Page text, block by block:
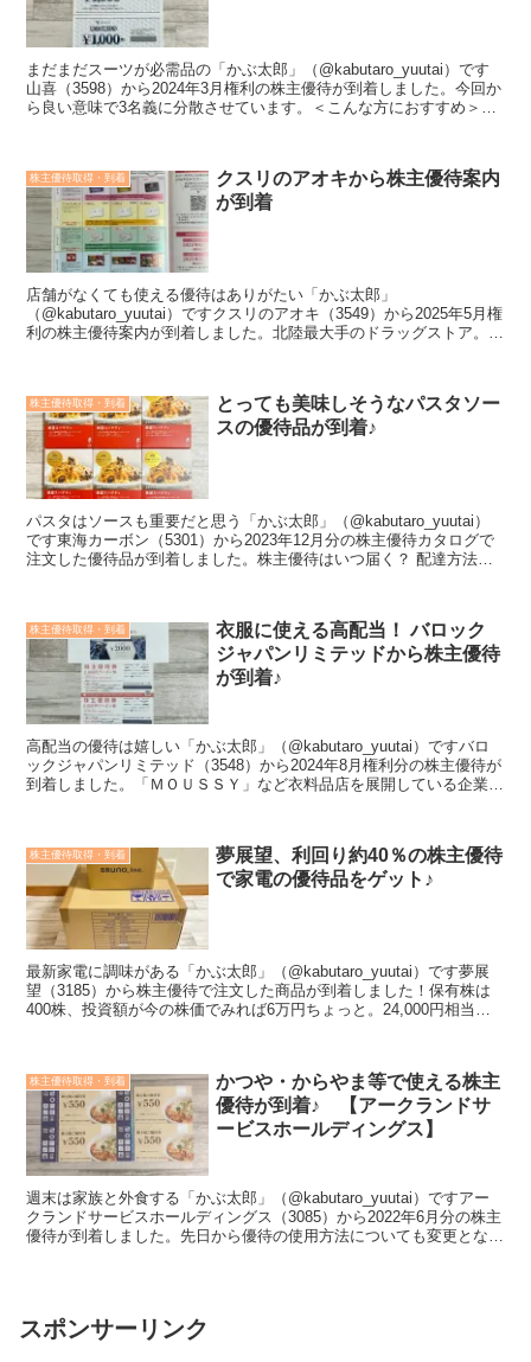
まだまだスーツが必需品の「かぶ太郎」（@kabutaro_yuutai）です
山喜（3598）から2024年3月権利の株主優待が到着しました。今回か
ら良い意味で3名義に分散させています。＜こんな方におすすめ＞投
株主優待取得・到着
クスリのアオキから株主優待案内
が到着
店舗がなくても使える優待はありがたい「かぶ太郎」
（@kabutaro_yuutai）ですクスリのアオキ（3549）から2025年5月権
利の株主優待案内が到着しました。北陸最大手のドラッグストア。生
株主優待取得・到着
とっても美味しそうなパスタソー
スの優待品が到着♪
パスタはソースも重要だと思う「かぶ太郎」（@kabutaro_yuutai）
です東海カーボン（5301）から2023年12月分の株主優待カタログで
注文した優待品が到着しました。株主優待はいつ届く？ 配達方法
株主優待取得・到着
衣服に使える高配当！ バロック
ジャパンリミテッドから株主優待
が到着♪
高配当の優待は嬉しい「かぶ太郎」（@kabutaro_yuutai）ですバロ
ックジャパンリミテッド（3548）から2024年8月権利分の株主優待が
到着しました。「ＭＯＵＳＳＹ」など衣料品店を展開している企業で
株主優待取得・到着
夢展望、利回り約40％の株主優待
で家電の優待品をゲット♪
最新家電に調味がある「かぶ太郎」（@kabutaro_yuutai）です夢展
望（3185）から株主優待で注文した商品が到着しました！保有株は
400株、投資額が今の株価でみれば6万円ちょっと。24,000円相当の
株主優待取得・到着
かつや・からやま等で使える株主
優待が到着♪ 【アークランドサ
ービスホールディングス】
週末は家族と外食する「かぶ太郎」（@kabutaro_yuutai）ですアー
クランドサービスホールディングス（3085）から2022年6月分の株主
優待が到着しました。先日から優待の使用方法についても変更となっ
スポンサーリンク